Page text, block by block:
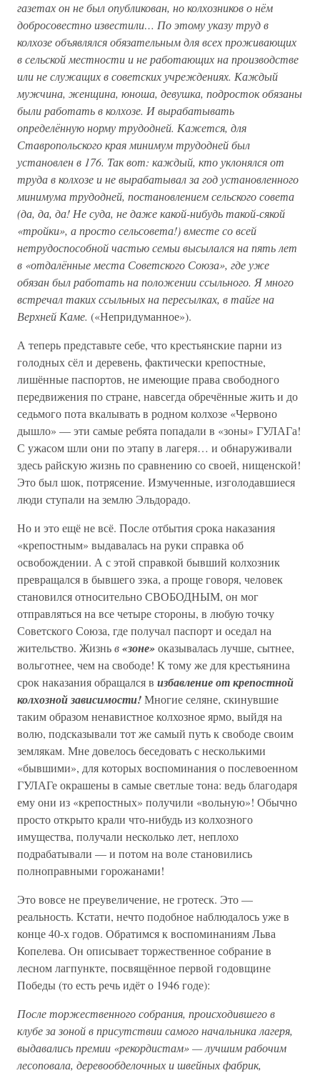
газетах он не был опубликован, но колхозников о нём
добросовестно известили… По этому указу труд в
колхозе объявлялся обязательным для всех проживающих
в сельской местности и не работающих на производстве
или не служащих в советских учреждениях. Каждый
мужчина, женщина, юноша, девушка, подросток обязаны
были работать в колхозе. И вырабатывать
определённую норму трудодней. Кажется, для
Ставропольского края минимум трудодней был
установлен в 176. Так вот: каждый, кто уклонялся от
труда в колхозе и не вырабатывал за год установленного
минимума трудодней, постановлением сельского совета
(да, да, да! Не суда, не даже какой-нибудь такой-сякой
«тройки», а просто сельсовета!) вместе со всей
нетрудоспособной частью семьи высылался на пять лет
в «отдалённые места Советского Союза», где уже
обязан был работать на положении ссыльного. Я много
встречал таких ссыльных на пересылках, в тайге на
Верхней Каме. («Непридуманное»).
А теперь представьте себе, что крестьянские парни из
голодных сёл и деревень, фактически крепостные,
лишённые паспортов, не имеющие права свободного
передвижения по стране, навсегда обречённые жить и до
седьмого пота вкалывать в родном колхозе «Червоно
дышло» — эти самые ребята попадали в «зоны» ГУЛАГа!
С ужасом шли они по этапу в лагеря… и обнаруживали
здесь райскую жизнь по сравнению со своей, нищенской!
Это был шок, потрясение. Измученные, изголодавшиеся
люди ступали на землю Эльдорадо.
Но и это ещё не всё. После отбытия срока наказания
«крепостным» выдавалась на руки справка об
освобождении. А с этой справкой бывший колхозник
превращался в бывшего зэка, а проще говоря, человек
становился относительно СВОБОДНЫМ, он мог
отправляться на все четыре стороны, в любую точку
Советского Союза, где получал паспорт и оседал на
жительство. Жизньв«зоне»оказывалась лучше, сытнее,
вольготнее, чем на свободе! К тому же для крестьянина
срок наказания обращался в избавление от крепостной
колхозной зависимости!Многие селяне, скинувшие
таким образом ненавистное колхозное ярмо, выйдя на
волю, подсказывали тот же самый путь к свободе своим
землякам. Мне довелось беседовать с несколькими
«бывшими», для которых воспоминания о послевоенном
ГУЛАГе окрашены в самые светлые тона: ведь благодаря
ему они из «крепостных» получили «вольную»! Обычно
просто открыто крали что-нибудь из колхозного
имущества, получали несколько лет, неплохо
подрабатывали — и потом на воле становились
полноправными горожанами!
Это вовсе не преувеличение, не гротеск. Это —
реальность. Кстати, нечто подобное наблюдалось уже в
конце 40-х годов. Обратимся к воспоминаниям Льва
Копелева. Он описывает торжественное собрание в
лесном лагпункте, посвящённое первой годовщине
Победы (то есть речь идёт о 1946 годе):
После торжественного собрания, происходившего в
клубе за зоной в присутствии самого начальника лагеря,
выдавались премии «рекордистам» — лучшим рабочим
лесоповала, деревообделочных и швейных фабрик,